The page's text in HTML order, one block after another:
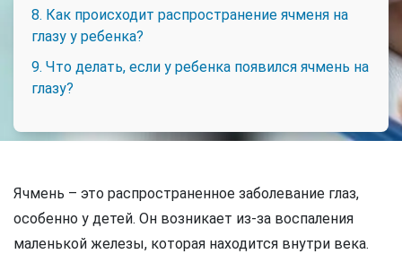
8. Как происходит распространение ячменя на
глазу у ребенка?
9. Что делать, если у ребенка появился ячмень на
глазу?
Ячмень – это распространенное заболевание глаз,
особенно у детей. Он возникает из-за воспаления
маленькой железы, которая находится внутри века.